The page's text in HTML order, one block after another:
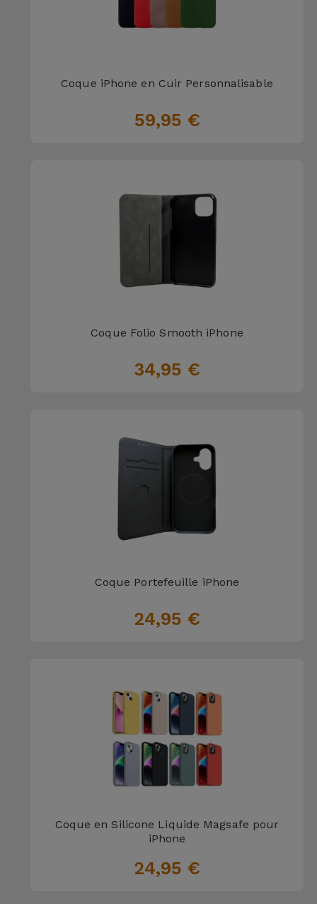
Coque iPhone en Cuir Personnalisable
59,95 €
Coque Folio Smooth iPhone
34,95 €
Coque Portefeuille iPhone
24,95 €
Coque en Silicone Liquide Magsafe pour
iPhone
24,95 €